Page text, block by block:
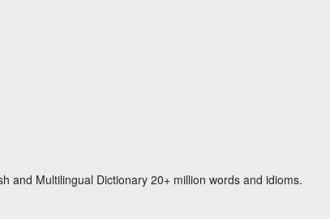
and Multilingual Dictionary 20+ million words and idioms.